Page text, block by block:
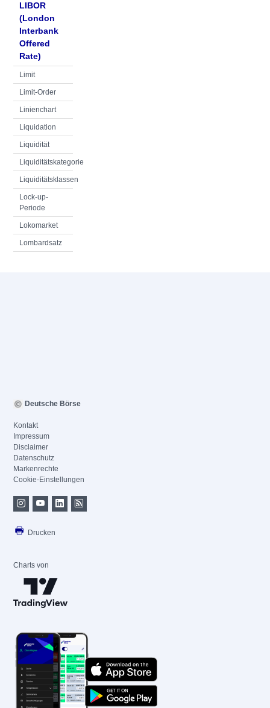
LIBOR
(London
Interbank
Offered
Rate)
Limit
Limit-Order
Linienchart
Liquidation
Liquidität
Liquiditätskategorie
Liquiditätsklassen
Lock-up-
Periode
Lokomarket
Lombardsatz
Deutsche Börse
Kontakt
Impressum
Disclaimer
Datenschutz
Markenrechte
Cookie-Einstellungen
Drucken
Charts von